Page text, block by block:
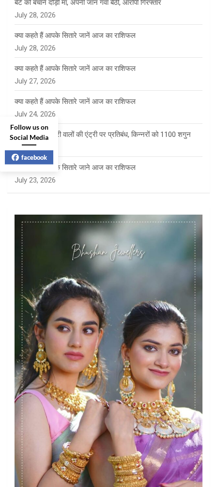
बेटे को बचाने दौड़ी मां, अपनी जान गंवा बैठी, आरोपी गिरफ्तार
July 28, 2026
क्या कहते हैं आपके सितारे जानें आज का राशिफल
July 28, 2026
क्या कहते हैं आपके सितारे जानें आज का राशिफल
July 27, 2026
क्या कहते हैं आपके सितारे जानें आज का राशिफल
July 24, 2026
साई पंचायत में फेरी वालों की एंट्री पर प्रतिबंध, किन्नरों को 1100 शगुन
July 23, 2026
क्या कहते है आपके सितारे जाने आज का राशिफल
July 23, 2026
Follow us on
Social Media
facebook